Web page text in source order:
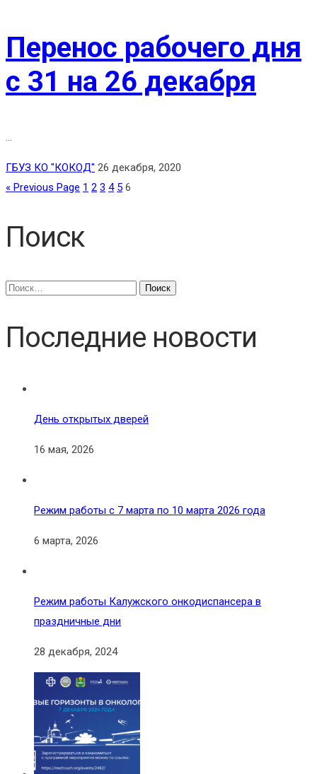
Перенос рабочего дня
с 31 на 26 декабря
...
ГБУЗ КО "КОКОД" 26 декабря, 2020
« Previous Page 1 2 3 4 5 6
Поиск
Найти:
Последние новости
День открытых дверей
16 мая, 2026
Режим работы с 7 марта по 10 марта 2026 года
6 марта, 2026
Режим работы Калужского онкодиспансера в
праздничные дни
28 декабря, 2024